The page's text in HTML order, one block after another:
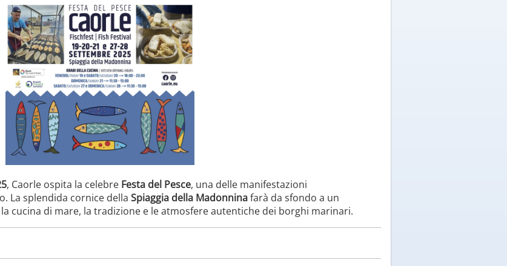
, Caorle ospita la celebre Festa del Pesce, una delle manifestazioni
La splendida cornice della Spiaggia della Madonninafarà da sfondo a un
cucina di mare, la tradizione e le atmosfere autentiche dei borghi marinari.